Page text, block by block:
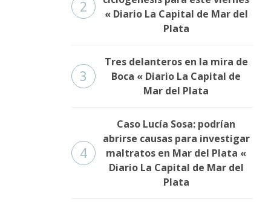
2
« Diario La Capital de Mar del
Plata
3
Tres delanteros en la mira de
Boca « Diario La Capital de
Mar del Plata
4
Caso Lucía Sosa: podrían
abrirse causas para investigar
maltratos en Mar del Plata «
Diario La Capital de Mar del
Plata